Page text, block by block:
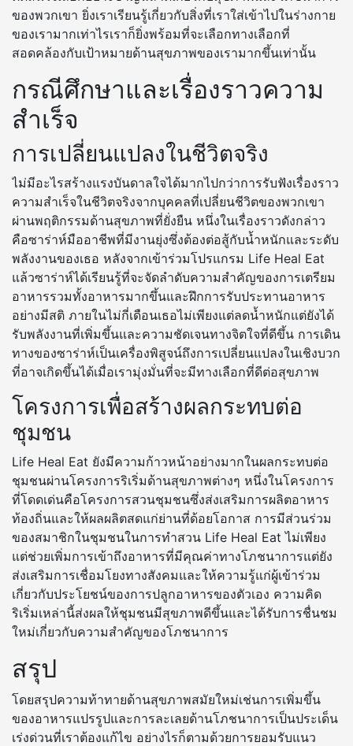
ของพวกเขา ยิ่งเราเรียนรู้เกี่ยวกับสิ่งที่เราใส่เข้าไปในร่างกาย
ของเรามากเท่าไรเราก็ยิ่งพร้อมที่จะเลือกทางเลือกที่
สอดคล้องกับเป้าหมายด้านสุขภาพของเรามากขึ้นเท่านั้น
กรณีศึกษาและเรื่องราวความ
สำเร็จ
การเปลี่ยนแปลงในชีวิตจริง
ไม่มีอะไรสร้างแรงบันดาลใจได้มากไปกว่าการรับฟังเรื่องราว
ความสำเร็จในชีวิตจริงจากบุคคลที่เปลี่ยนชีวิตของพวกเขา
ผ่านพฤติกรรมด้านสุขภาพที่ยั่งยืน หนึ่งในเรื่องราวดังกล่าว
คือซาร่าห์มืออาชีพที่มีงานยุ่งซึ่งต้องต่อสู้กับน้ำหนักและระดับ
พลังงานของเธอ หลังจากเข้าร่วมโปรแกรม Life Heal Eat
แล้วซาร่าห์ได้เรียนรู้ที่จะจัดลำดับความสำคัญของการเตรียม
อาหารรวมทั้งอาหารมากขึ้นและฝึกการรับประทานอาหาร
อย่างมีสติ ภายในไม่กี่เดือนเธอไม่เพียงแต่ลดน้ำหนักแต่ยังได้
รับพลังงานที่เพิ่มขึ้นและความชัดเจนทางจิตใจที่ดีขึ้น การเดิน
ทางของซาร่าห์เป็นเครื่องพิสูจน์ถึงการเปลี่ยนแปลงในเชิงบวก
ที่อาจเกิดขึ้นได้เมื่อเรามุ่งมั่นที่จะมีทางเลือกที่ดีต่อสุขภาพ
โครงการเพื่อสร้างผลกระทบต่อ
ชุมชน
Life Heal Eat ยังมีความก้าวหน้าอย่างมากในผลกระทบต่อ
ชุมชนผ่านโครงการริเริ่มด้านสุขภาพต่างๆ หนึ่งในโครงการ
ที่โดดเด่นคือโครงการสวนชุมชนซึ่งส่งเสริมการผลิตอาหาร
ท้องถิ่นและให้ผลผลิตสดแก่ย่านที่ด้อยโอกาส การมีส่วนร่วม
ของสมาชิกในชุมชนในการทำสวน Life Heal Eat ไม่เพียง
แต่ช่วยเพิ่มการเข้าถึงอาหารที่มีคุณค่าทางโภชนาการแต่ยัง
ส่งเสริมการเชื่อมโยงทางสังคมและให้ความรู้แก่ผู้เข้าร่วม
เกี่ยวกับประโยชน์ของการปลูกอาหารของตัวเอง ความคิด
ริเริ่มเหล่านี้ส่งผลให้ชุมชนมีสุขภาพดีขึ้นและได้รับการชื่นชม
ใหม่เกี่ยวกับความสำคัญของโภชนาการ
สรุป
โดยสรุปความท้าทายด้านสุขภาพสมัยใหม่เช่นการเพิ่มขึ้น
ของอาหารแปรรูปและการละเลยด้านโภชนาการเป็นประเด็น
เร่งด่วนที่เราต้องแก้ไข อย่างไรก็ตามด้วยการยอมรับแนว